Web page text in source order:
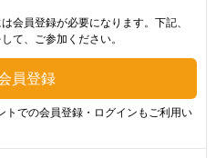
会員登録が必要になります。下記、
て、ご参加ください。
トでの会員登録・ログインもご利用い